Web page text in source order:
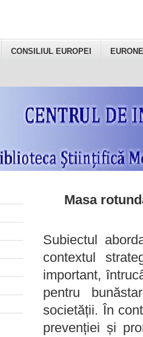
CONSILIUL EUROPEI
Masa
Subiectul
contextul
important,
pentru
societății. În
prevenției și